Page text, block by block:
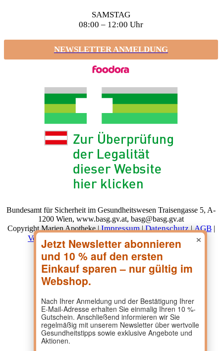
SAMSTAG
08:00 – 12:00 Uhr
NEWSLETTER ANMELDUNG
Bundesamt für Sicherheit im Gesundheitswesen Traisengasse 5, A-
1200 Wien, www.basg.gv.at, basg@basg.gv.at
Copyright Marien Apotheke |Impressum|Datenschutz|AGB|
Versand & Lieferung Zahlungsarten| ×